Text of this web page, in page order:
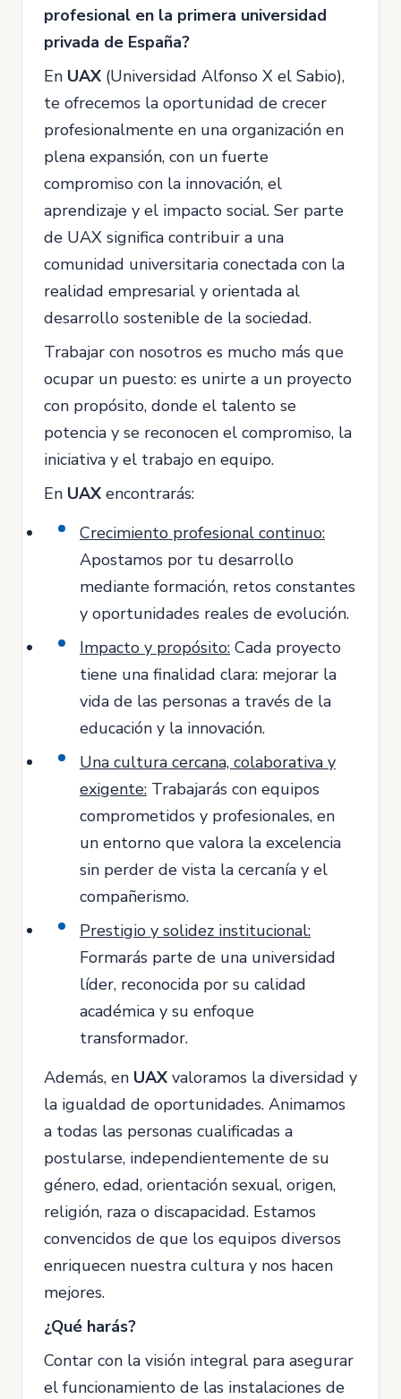
profesional en la primera universidad
privada de España?
En UAX (Universidad Alfonso X el Sabio),
te ofrecemos la oportunidad de crecer
profesionalmente en una organización en
plena expansión, con un fuerte
compromiso con la innovación, el
aprendizaje y el impacto social. Ser parte
de UAX significa contribuir a una
comunidad universitaria conectada con la
realidad empresarial y orientada al
desarrollo sostenible de la sociedad.
Trabajar con nosotros es mucho más que
ocupar un puesto: es unirte a un proyecto
con propósito, donde el talento se
potencia y se reconocen el compromiso, la
iniciativa y el trabajo en equipo.
En UAX encontrarás:
Crecimiento profesional continuo:
Apostamos por tu desarrollo
mediante formación, retos constantes
y oportunidades reales de evolución.
Impacto y propósito: Cada proyecto
tiene una finalidad clara: mejorar la
vida de las personas a través de la
educación y la innovación.
Una cultura cercana, colaborativa y
exigente: Trabajarás con equipos
comprometidos y profesionales, en
un entorno que valora la excelencia
sin perder de vista la cercanía y el
compañerismo.
Prestigio y solidez institucional:
Formarás parte de una universidad
líder, reconocida por su calidad
académica y su enfoque
transformador.
Además, en UAX valoramos la diversidad y
la igualdad de oportunidades. Animamos
a todas las personas cualificadas a
postularse, independientemente de su
género, edad, orientación sexual, origen,
religión, raza o discapacidad. Estamos
convencidos de que los equipos diversos
enriquecen nuestra cultura y nos hacen
mejores.
¿Qué harás?
Contar con la visión integral para asegurar
el funcionamiento de las instalaciones de